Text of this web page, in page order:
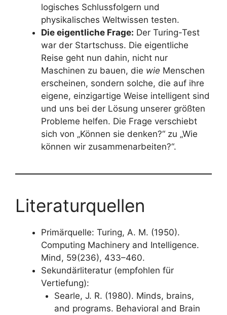
logisches Schlussfolgern und
physikalisches Weltwissen testen.
Die eigentliche Frage: Der Turing-Test
war der Startschuss. Die eigentliche
Reise geht nun dahin, nicht nur
Maschinen zu bauen, die wie Menschen
erscheinen, sondern solche, die auf ihre
eigene, einzigartige Weise intelligent sind
und uns bei der Lösung unserer größten
Probleme helfen. Die Frage verschiebt
sich von „Können sie denken?“ zu „Wie
können wir zusammenarbeiten?“.
Literaturquellen
Primärquelle: Turing, A. M. (1950).
Computing Machinery and Intelligence.
Mind, 59(236), 433–460.
Sekundärliteratur (empfohlen für
Vertiefung):
Searle, J. R. (1980). Minds, brains,
and programs. Behavioral and Brain